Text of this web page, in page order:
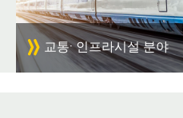
교통· 인프라시설 분야